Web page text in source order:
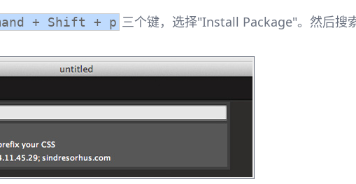
+ Shift + p 三个键，选择"Install Package"。然后搜